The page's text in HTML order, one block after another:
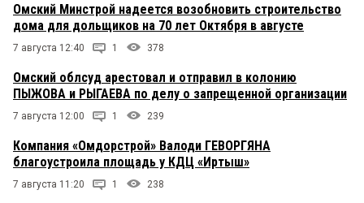
Омский Минстрой надеется возобновить строительство
дома для дольщиков на 70 лет Октября в августе
7 августа 12:40 1 378
Омский облсуд арестовал и отправил в колонию
ПЫЖОВА и РЫГАЕВА по делу о запрещенной организации
7 августа 12:00 1 239
Компания «Омдорстрой» Валоди ГЕВОРГЯНА
благоустроила площадь у КДЦ «Иртыш»
7 августа 11:20 1 238